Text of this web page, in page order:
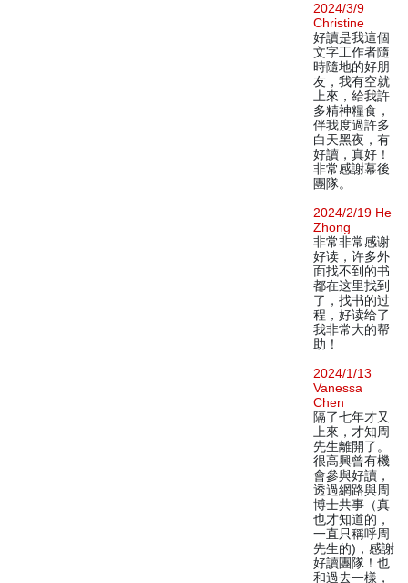
2024/3/9
Christine
好讀是我這個
文字工作者隨
時隨地的好朋
友，我有空就
上來，給我許
多精神糧食，
伴我度過許多
白天黑夜，有
好讀，真好！
非常感謝幕後
團隊。
2024/2/19 He
Zhong
非常非常感谢
好读，许多外
面找不到的书
都在这里找到
了，找书的过
程，好读给了
我非常大的帮
助！
2024/1/13
Vanessa
Chen
隔了七年才又
上來，才知周
先生離開了。
很高興曾有機
會參與好讀，
透過網路與周
博士共事（真
也才知道的，
一直只稱呼周
先生的)，感謝
好讀團隊！也
和過去一樣，